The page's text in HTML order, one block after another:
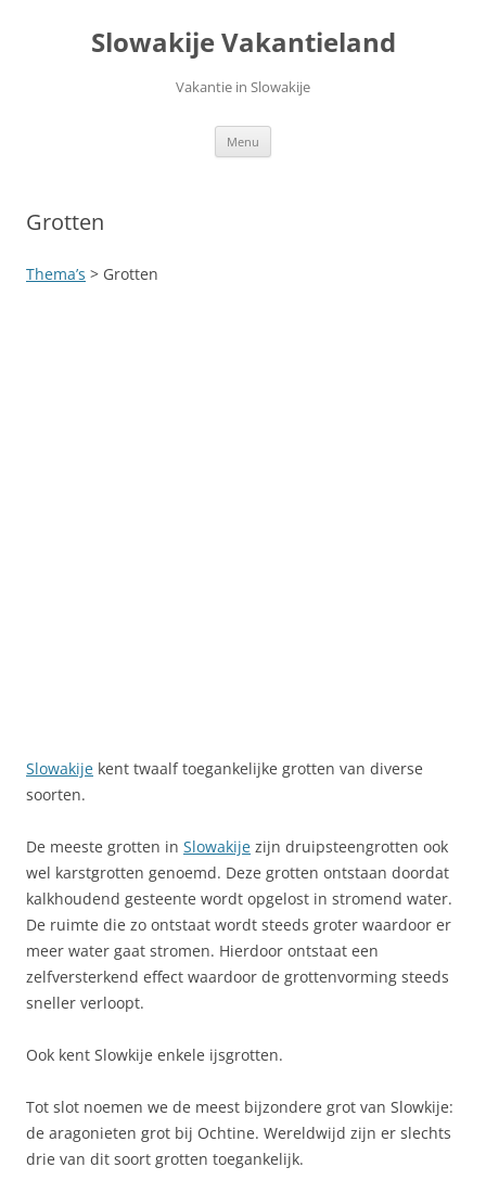
Slowakije Vakantieland
Vakantie in Slowakije
Menu
Grotten
Thema’s > Grotten
Slowakije kent twaalf toegankelijke grotten van diverse
soorten.
De meeste grotten in Slowakije zijn druipsteengrotten ook
wel karstgrotten genoemd. Deze grotten ontstaan doordat
kalkhoudend gesteente wordt opgelost in stromend water.
De ruimte die zo ontstaat wordt steeds groter waardoor er
meer water gaat stromen. Hierdoor ontstaat een
zelfversterkend effect waardoor de grottenvorming steeds
sneller verloopt.
Ook kent Slowkije enkele ijsgrotten.
Tot slot noemen we de meest bijzondere grot van Slowkije:
de aragonieten grot bij Ochtine. Wereldwijd zijn er slechts
drie van dit soort grotten toegankelijk.